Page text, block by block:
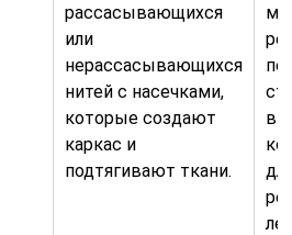
рассасывающихся
или
нерассасывающихся
нитей с насечками,
которые создают
каркас и
подтягивают ткани.